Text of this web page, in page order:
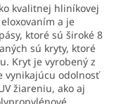
kvalitnej hliníkovej
a je
ktoré sú široké 8
sú kryty, ktoré
Kryt je vyrobený z
vynikajúcu odolnosť
žiareniu, ako aj